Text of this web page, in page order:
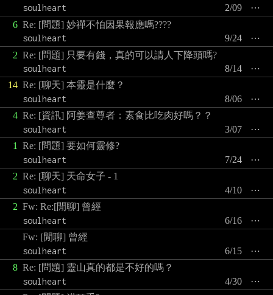
soulheart
⋯
2/09
6 Re: [問題] 妙禪不怕因果報應嗎????
soulheart
⋯
9/24
2 Re: [問題] 只要有錢，真的可以請人下降頭嗎?
soulheart
⋯
8/14
14 Re: [聊天] 本靈是什麼？
soulheart
⋯
8/06
4 Re: [資訊] 阿姜查尊者：素食比吃肉好嗎？？
soulheart
⋯
3/07
1
Re: [問題] 要如何靈修?
soulheart
⋯
7/24
2 Re: [聊天] 天命女子 - 1
soulheart
⋯
4/10
2 Fw: Re:[閒聊] 曾經
soulheart
⋯
6/16
Fw: [閒聊] 曾經
soulheart
⋯
6/15
8 Re: [問題] 靈山真的都是不好的嗎？
soulheart
⋯
4/30